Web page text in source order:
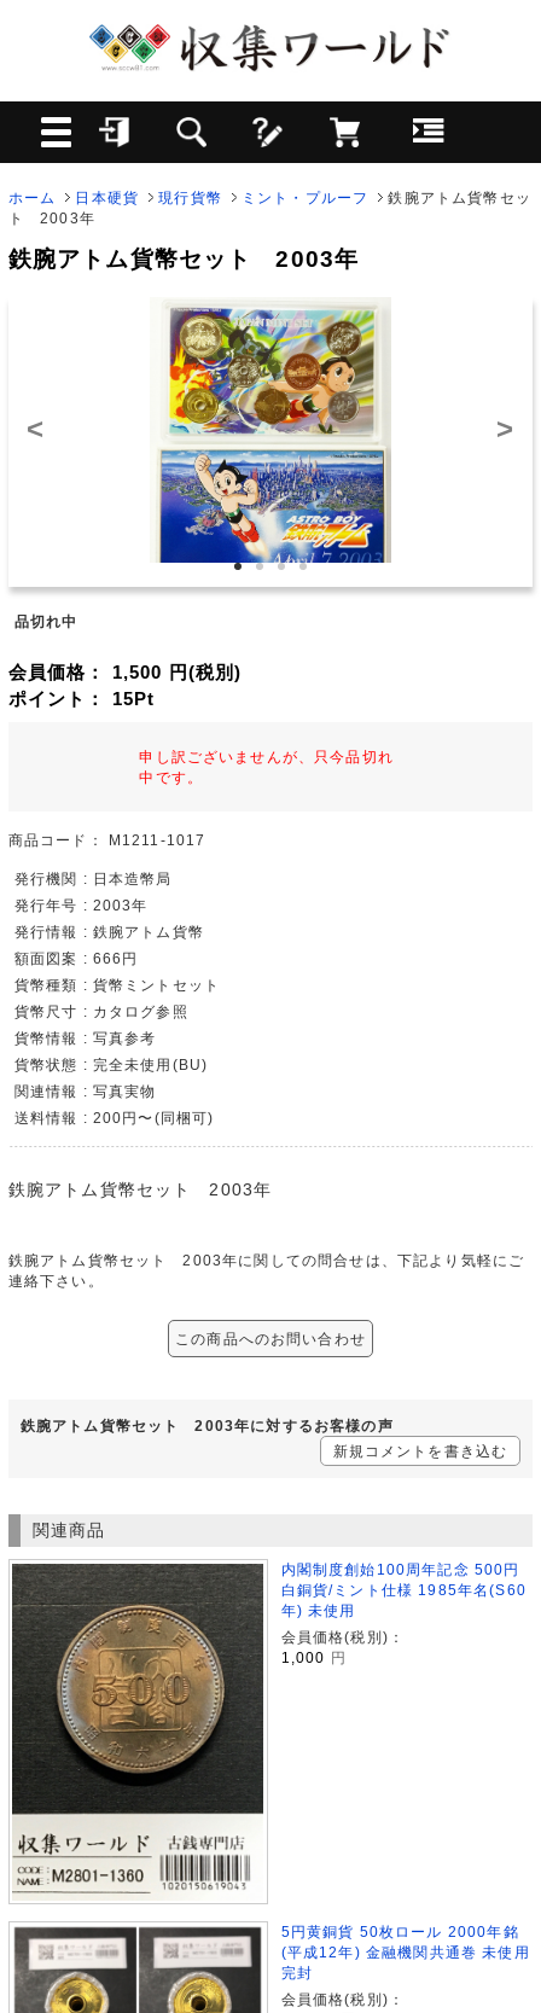
ホーム 日本硬貨 現行貨幣 ミント・プルーフ
鉄腕アトム貨幣セッ
ト 2003年
鉄腕アトム貨幣セット 2003年
< >
品切れ中
会員価格： 1,500 円(税別)
ポイント： 15Pt
申し訳ございませんが、只今品切れ
中です。
商品コード： M1211-1017
発行機関 : 日本造幣局
発行年号 : 2003年
発行情報 : 鉄腕アトム貨幣
額面図案 : 666円
貨幣種類 : 貨幣ミントセット
貨幣尺寸 : カタログ参照
貨幣情報 : 写真参考
貨幣状態 : 完全未使用(BU)
関連情報 : 写真実物
送料情報 : 200円〜(同梱可)
鉄腕アトム貨幣セット 2003年
鉄腕アトム貨幣セット 2003年に関しての問合せは、下記より気軽にご
連絡下さい。
この商品へのお問い合わせ
鉄腕アトム貨幣セット 2003年に対するお客様の声
新規コメントを書き込む
関連商品
内閣制度創始100周年記念 500円
白銅貨/ミント仕様 1985年名(S60
年) 未使用
会員価格(税別)：
1,000
円
5円黄銅貨 50枚ロール 2000年銘
(平成12年) 金融機関共通巻 未使用
完封
会員価格(税別)：